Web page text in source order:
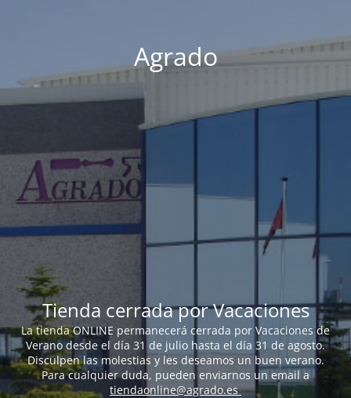
Agrado
Tienda cerrada por Vacaciones
La tienda ONLINE permanecerá cerrada por Vacaciones de
Verano desde el día 31 de julio hasta el día 31 de agosto.
Disculpen las molestias y les deseamos un buen verano.
Para cualquier duda, pueden enviarnos un email a
tiendaonline@agrado.es